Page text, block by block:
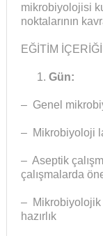
mikrobiyolojisi
noktalarının
EĞİTİM
Gün:
– Genel
– Mikrobiyoloji
– Aseptik
çalışmalarda
– Mikrobiyolojik
hazırlık